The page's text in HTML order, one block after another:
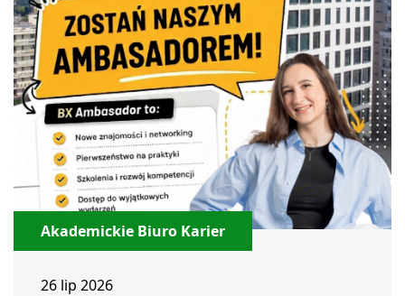
Akademickie Biuro Karier
26 lip 2026